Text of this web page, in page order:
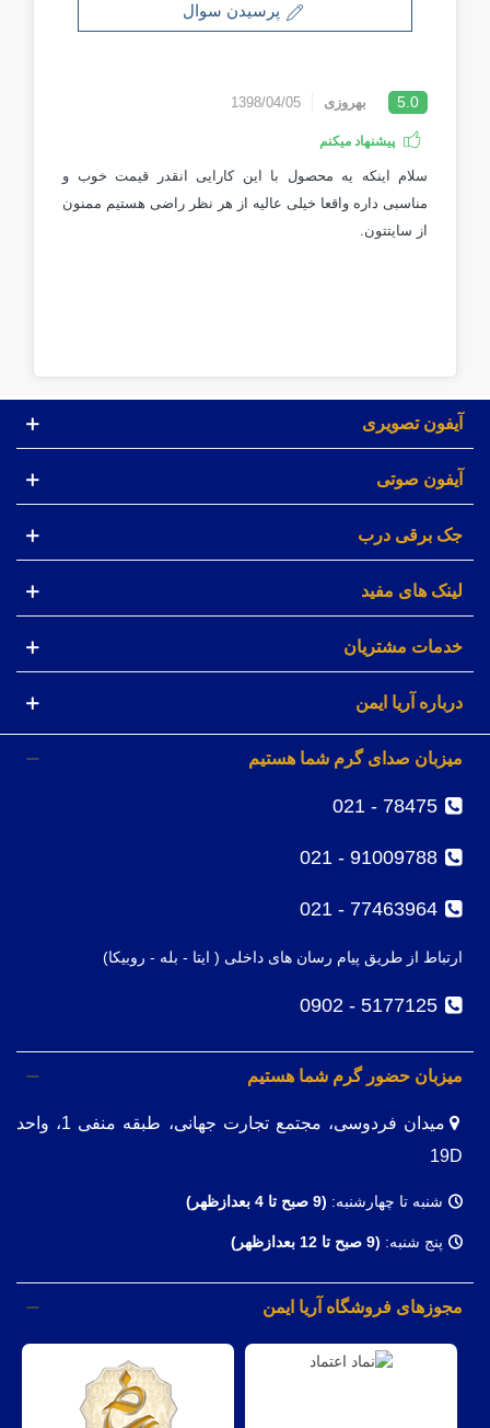
پرسیدن سوال
5.0 بهروزی 1398/04/05
پیشنهاد میکنم
سلام اینکه یه محصول با این کارایی انقدر قیمت خوب و
مناسبی داره واقعا خیلی عالیه از هر نظر راضی هستیم ممنون
از سایتتون.
آیفون تصویری
آیفون صوتی
جک برقی درب
لینک های مفید
خدمات مشتریان
درباره آریا ایمن
میزبان صدای گرم شما هستیم
78475 - 021
91009788 - 021
77463964 - 021
ارتباط از طریق پیام رسان های داخلی ( ایتا - بله - روبیکا)
5177125 - 0902
میزبان حضور گرم شما هستیم
میدان فردوسی، مجتمع تجارت جهانی، طبقه منفی 1، واحد
19D
شنبه تا چهارشنبه: (9 صبح تا 4 بعدازظهر)
پنج شنبه: (9 صبح تا 12 بعدازظهر)
مجوزهای فروشگاه آریا ایمن